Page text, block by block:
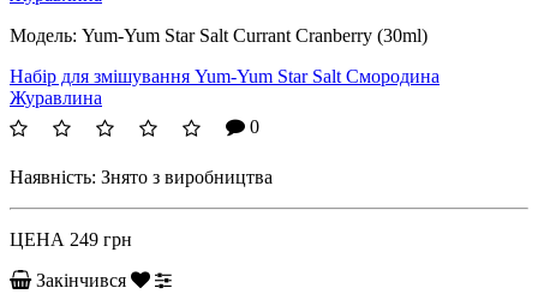
Модель: Yum-Yum Star Salt Currant Cranberry (30ml)
Набір для змішування Yum-Yum Star Salt Смородина
Журавлина
0
Наявність: Знято з виробництва
ЦЕНА 249 грн
Закінчився